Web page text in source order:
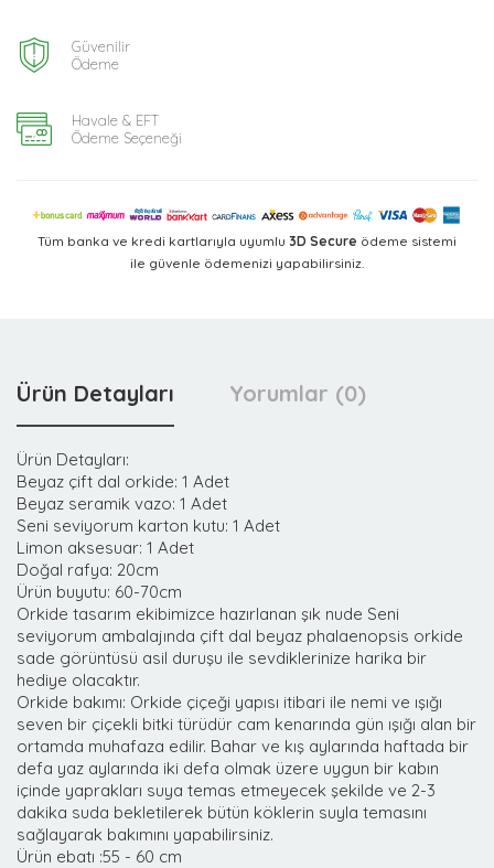
Güvenilir
Ödeme
Havale & EFT
Ödeme Seçeneği
Tüm banka ve kredi kartlarıyla uyumlu 3D Secure ödeme sistemi
ile güvenle ödemenizi yapabilirsiniz.
Ürün Detayları Yorumlar (0)
Ürün Detayları:
Beyaz çift dal orkide: 1 Adet
Beyaz seramik vazo: 1 Adet
Seni seviyorum karton kutu: 1 Adet
Limon aksesuar: 1 Adet
Doğal rafya: 20cm
Ürün buyutu: 60-70cm
Orkide tasarım ekibimizce hazırlanan şık nude Seni
seviyorum ambalajında çift dal beyaz phalaenopsis orkide
sade görüntüsü asil duruşu ile sevdiklerinize harika bir
hediye olacaktır.
Orkide bakımı: Orkide çiçeği yapısı itibari ile nemi ve ışığı
seven bir çiçekli bitki türüdür cam kenarında gün ışığı alan bir
ortamda muhafaza edilir. Bahar ve kış aylarında haftada bir
defa yaz aylarında iki defa olmak üzere uygun bir kabın
içinde yaprakları suya temas etmeyecek şekilde ve 2-3
dakika suda bekletilerek bütün köklerin suyla temasını
sağlayarak bakımını yapabilirsiniz.
Ürün ebatı :55 - 60 cm